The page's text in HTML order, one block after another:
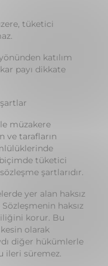
katılım
payı dikkate
müzakere
tarafların
tüketici
şartlarıdır.
yer alan haksız
haksız
korur. Bu
olarak
diğer hükümlerle
ileri süremez.
ve standart
içeriğine etki
müzakere
bir